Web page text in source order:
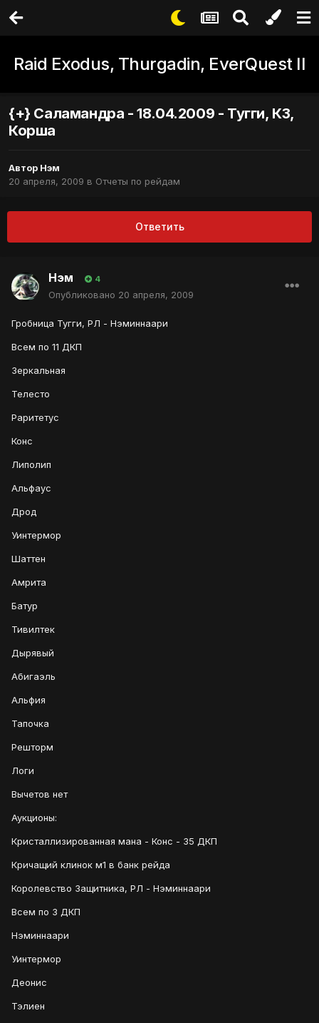
Raid Exodus, Thurgadin, EverQuest II
{+} Саламандра - 18.04.2009 - Тугги, КЗ,
Корша
Автор Нэм
20 апреля, 2009 в Отчеты по рейдам
Ответить
Нэм 4
Опубликовано 20 апреля, 2009
Гробница Тугги, РЛ - Нэминнаари
Всем по 11 ДКП
Зеркальная
Телесто
Раритетус
Конс
Липолип
Альфаус
Дрод
Уинтермор
Шаттен
Амрита
Батур
Тивилтек
Дырявый
Абигаэль
Альфия
Тапочка
Решторм
Логи
Вычетов нет
Аукционы:
Кристаллизированная мана - Конс - 35 ДКП
Кричащий клинок м1 в банк рейда
Королевство Защитника, РЛ - Нэминнаари
Всем по 3 ДКП
Нэминнаари
Уинтермор
Деонис
Тэлиен